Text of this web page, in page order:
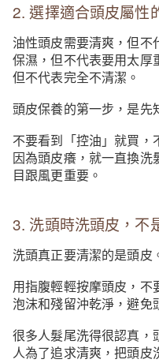
2. 選擇適合頭皮屬性
油性頭皮需要清爽，但不
保濕，但不代表要用太厚
但不代表完全不清潔。
頭皮保養的第一步，是先
不要看到「控油」就買，
因為頭皮癢，就一直換洗
目跟風更重要。
3. 洗頭時洗頭皮，不
洗頭真正要清潔的是頭皮
用指腹輕輕按摩頭皮，不
泡沫和殘留沖乾淨，避免
很多人髮尾洗得很認真，
人為了追求清爽，把頭皮